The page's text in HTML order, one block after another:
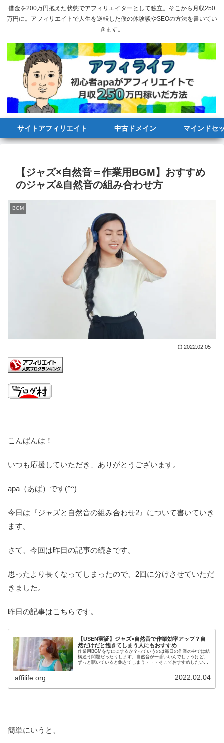
借金を200万円抱えた状態でアフィリエイターとして独立。そこから月収250
万円に。アフィリエイトで人生を逆転した僕の体験談やSEOの方法を書いてい
きます。
サイトアフィリエイト 中古ドメイン マインドセ
【ジャズ×自然音＝作業用BGM】おすすめ
のジャズ&自然音の組み合わせ方
BGM
2022.02.05
こんばんは！
いつも応援していただき、ありがとうございます。
apa（あぱ）です(^^)
今日は『ジャズと自然音の組み合わせ2』について書いていき
ます。
さて、今回は昨日の記事の続きです。
思ったより長くなってしまったので、2回に分けさせていただ
きました。
昨日の記事はこちらです。
【USEN実証】ジャズ×自然音で作業効率アップ？自
然だけだと飽きてしまう人にもおすすめ
作業用BGMをなににするか？っていうのは毎日の作業の中では結
構迷う問題だったりします。自然音が一番いいんでしょうけど、
ずっと聴いていると飽きてしまう・・・そこでおすすめしたいの
affilife.org 2022.02.04
簡単にいうと、